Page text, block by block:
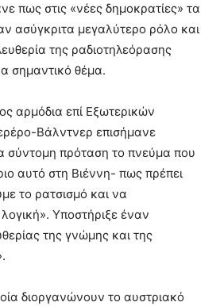
πως στις «νέες δημοκρατίες» τα
ασύγκριτα μεγαλύτερο ρόλο και
της ραδιοτηλεόρασης
σημαντικό θέμα.
αρμόδια επί Eξωτερικών
Βάλντνερ επισήμανε
σύντομη πρόταση το πνεύμα που
αυτό στη Βιέννη- πως πρέπει
το ρατσισμό και να
Υποστήριξε έναν
της γνώμης και της
διοργανώνουν το αυστριακό